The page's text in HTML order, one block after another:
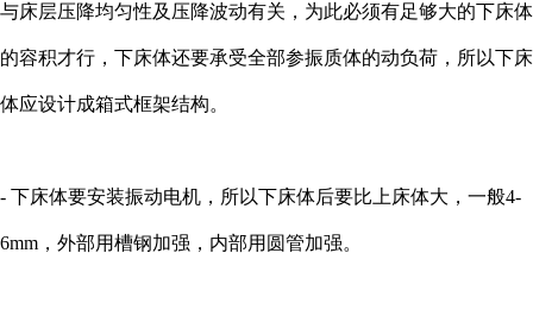
与床层压降均匀性及压降波动有关，为此必须有足够大的下床体
的容积才行，下床体还要承受全部参振质体的动负荷，所以下床
体应设计成箱式框架结构。
- 下床体要安装振动电机，所以下床体后要比上床体大，一般4-
6mm，外部用槽钢加强，内部用圆管加强。